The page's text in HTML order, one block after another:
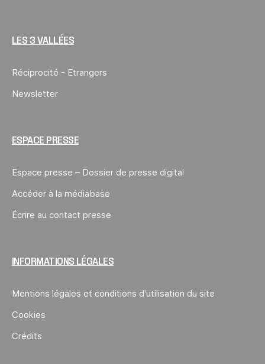
LES 3 VALLÉES
Réciprocité - Etrangers
Newsletter
ESPACE PRESSE
Espace presse – Dossier de presse digital
Accéder à la médiabase
Écrire au contact presse
INFORMATIONS LÉGALES
Mentions légales et conditions d'utilisation du site
Cookies
Crédits